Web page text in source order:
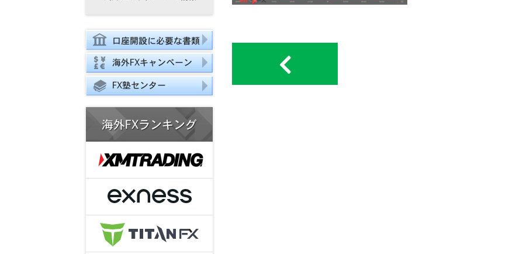
口座開設に必要な書類
海外FXキャンペーン
FX塾センター
海外FXランキング